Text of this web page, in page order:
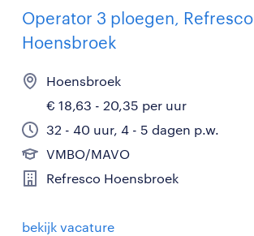
Operator 3 ploegen, Refresco
Hoensbroek
Hoensbroek
€ 18,63 - 20,35 per uur
32 - 40 uur, 4 - 5 dagen p.w.
VMBO/MAVO
Refresco Hoensbroek
bekijk vacature